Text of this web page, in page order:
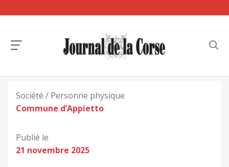
Société / Personne physique
Commune d’Appietto
Publié le
21 novembre 2025